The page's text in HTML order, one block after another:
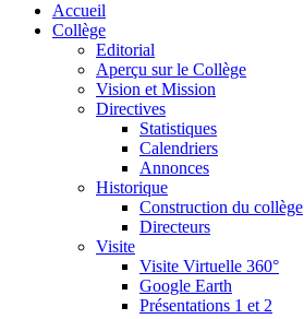
Accueil
Collège
Editorial
Aperçu sur le Collège
Vision et Mission
Directives
Statistiques
Calendriers
Annonces
Historique
Construction du collège
Directeurs
Visite
Visite Virtuelle 360°
Google Earth
Présentations 1 et 2